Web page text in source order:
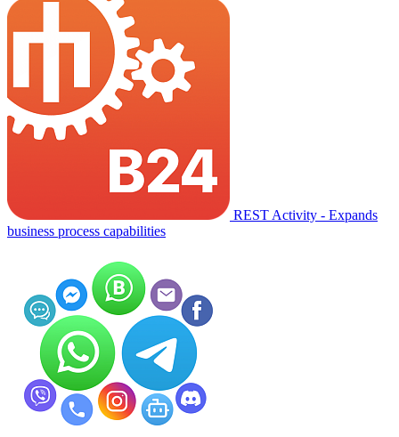
REST Activity - Expands
business process capabilities